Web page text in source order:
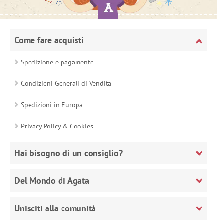
Come fare acquisti
Spedizione e pagamento
Condizioni Generali di Vendita
Spedizioni in Europa
Privacy Policy & Cookies
Hai bisogno di un consiglio?
Del Mondo di Agata
Unisciti alla comunità